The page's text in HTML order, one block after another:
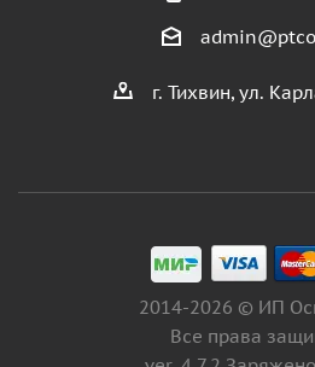
г. Тихвин, ул.
2014-2026 © ИП
Все права